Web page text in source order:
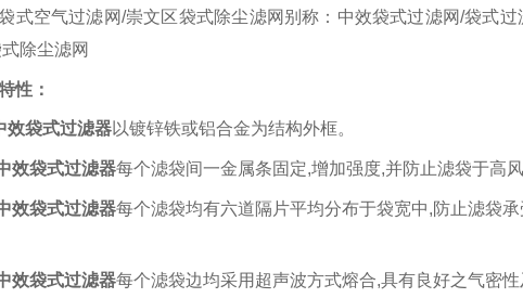
式空气过滤网/崇文区袋式除尘滤网别称：中效袋式过滤网/袋式
除尘滤网
性：
效袋式过滤器以镀锌铁或铝合金为结构外框。
效袋式过滤器每个滤袋间一金属条固定,增加强度,并防止滤袋于高
效袋式过滤器每个滤袋均有六道隔片平均分布于袋宽中,防止滤袋
效袋式过滤器每个滤袋边均采用超声波方式熔合,具有良好之气密